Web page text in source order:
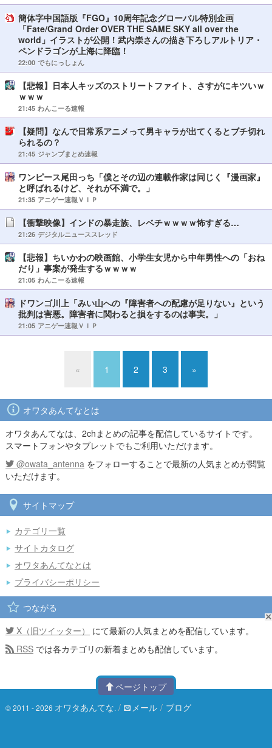
簡体字中国語版『FGO』10周年記念グローバル特別企画
「Fate/Grand Order OVER THE SAME SKY all over the
world」イラストが公開！武内崇さんの描き下ろしアルトリア・
ペンドラゴンが上海に降臨！
22:00 でもにっしょん
【悲報】日本人キッズのストリートファイト、さすがにキツいｗ
ｗｗｗ
21:45 わんこーる速報
【疑問】なんで日常系アニメって男キャラが出てくるとブチ切れ
られるの？
21:45 ジャンプまとめ速報
ワンピース尾田っち「僕とその辺の連載作家は同じく『漫画家』
と呼ばれるけど、それが不満で。」
21:35 アニゲー速報ＶＩＰ
【衝撃映像】インドの暴走族、レベチｗｗｗｗ怖すぎる…
21:26 デジタルニューススレッド
【悲報】ちいかわの映画館、小学生女児から中年男性への「おね
だり」事案が発生するｗｗｗｗ
21:05 わんこーる速報
ドワンゴ川上「みい山への『障害者への配慮が足りない』という
批判は害悪。障害者に関わると損をするのは事実。」
21:05 アニゲー速報ＶＩＰ
« 1 2 3 »
オワタあんてなとは
オワタあんてなは、2chまとめの記事を配信しているサイトです。
スマートフォンやタブレットでもご利用いただけます。
@owata_antenna をフォローすることで最新の人気まとめが閲覧
いただけます。
サイトマップ
カテゴリ一覧
サイトカタログ
オワタあんてなとは
プライバシーポリシー
つながる
X（旧ツイッター）
にて最新の人気まとめを配信しています。
RSS では各カテゴリの新着まとめも配信しています。
ページトップ
© 2011 - 2026 オワタあんてな. / メール / ブログ